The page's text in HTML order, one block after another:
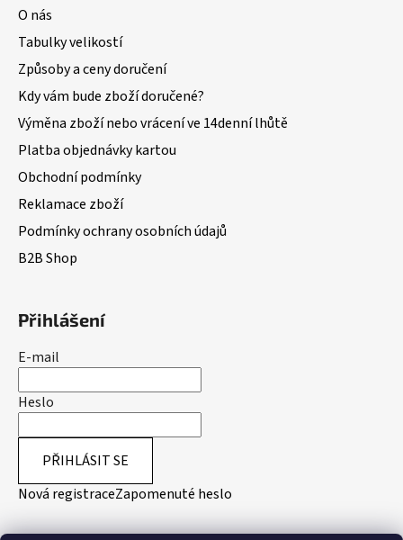
O nás
Tabulky velikostí
Způsoby a ceny doručení
Kdy vám bude zboží doručené?
Výměna zboží nebo vrácení ve 14denní lhůtě
Platba objednávky kartou
Obchodní podmínky
Reklamace zboží
Podmínky ochrany osobních údajů
B2B Shop
Přihlášení
E-mail
Heslo
PŘIHLÁSIT SE
Nová registraceZapomenuté heslo